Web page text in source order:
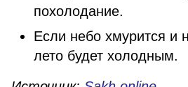
похолодание.
Если небо хмурится и
лето будет холодным.